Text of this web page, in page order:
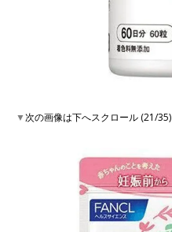
▼次の画像は下へスクロール (21/35)